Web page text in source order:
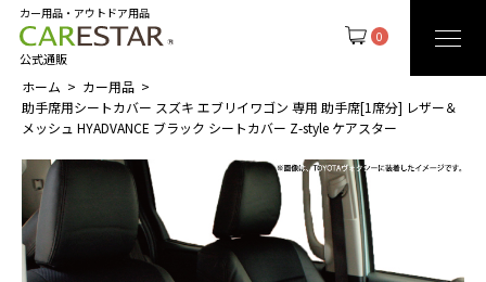
0
カー用品・アウトドア用品
公式通販
ホーム
カー用品
助手席用シートカバー スズキ エブリイワゴン 専用 助手席[1席分] レザー＆
メッシュ HYADVANCE ブラック シートカバー Z-style ケアスター